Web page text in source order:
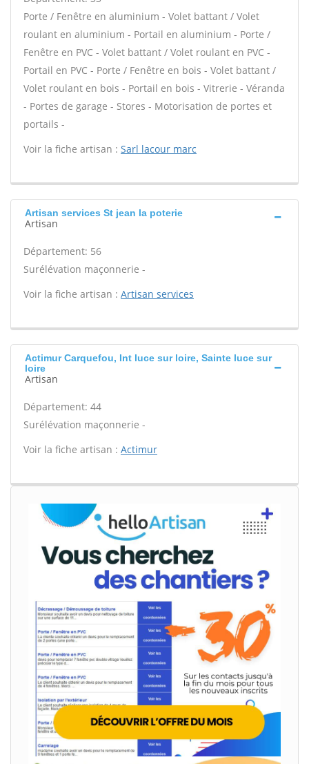
Porte / Fenêtre en aluminium - Volet battant / Volet
roulant en aluminium - Portail en aluminium - Porte /
Fenêtre en PVC - Volet battant / Volet roulant en PVC -
Portail en PVC - Porte / Fenêtre en bois - Volet battant /
Volet roulant en bois - Portail en bois - Vitrerie - Véranda
- Portes de garage - Stores - Motorisation de portes et
portails -
Voir la fiche artisan : Sarl lacour marc
Artisan services St jean la poterie
Artisan
Département: 56
Surélévation maçonnerie -
Voir la fiche artisan : Artisan services
Actimur Carquefou, Int luce sur loire, Sainte luce sur
loire
Artisan
Département: 44
Surélévation maçonnerie -
Voir la fiche artisan : Actimur